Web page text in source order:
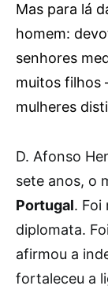
Mas para lá
homem:
senhores
muitos
mulheres
D. Afonso
sete anos, o
Portugal. Foi
diplomata.
afirmou a
fortaleceu a